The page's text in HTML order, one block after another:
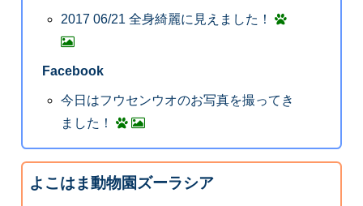
2017 06/21 全身綺麗に見えました！
Facebook
今日はフウセンウオのお写真を撮ってき
ました！
よこはま動物園ズーラシア